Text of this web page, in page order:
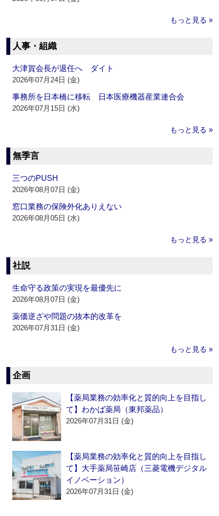
もっと見る »
人事・組織
大津賀会長が退任へ ダイト
2026年07月24日 (金)
事務所を日本橋に移転 日本医療機器産業連合会
2026年07月15日 (水)
もっと見る »
無季言
三つのPUSH
2026年08月07日 (金)
窓口業務の保険外化ありえない
2026年08月05日 (水)
もっと見る »
社説
生命守る政策の実現を最優先に
2026年08月07日 (金)
薬価逆ざや問題の抜本的改革を
2026年07月31日 (金)
もっと見る »
企画
【薬局業務の効率化と質的向上を目指し
て】わかば薬局（東邦薬品）
2026年07月31日 (金)
【薬局業務の効率化と質的向上を目指し
て】大手薬局笹崎店（三菱電機デジタル
イノベーション）
2026年07月31日 (金)